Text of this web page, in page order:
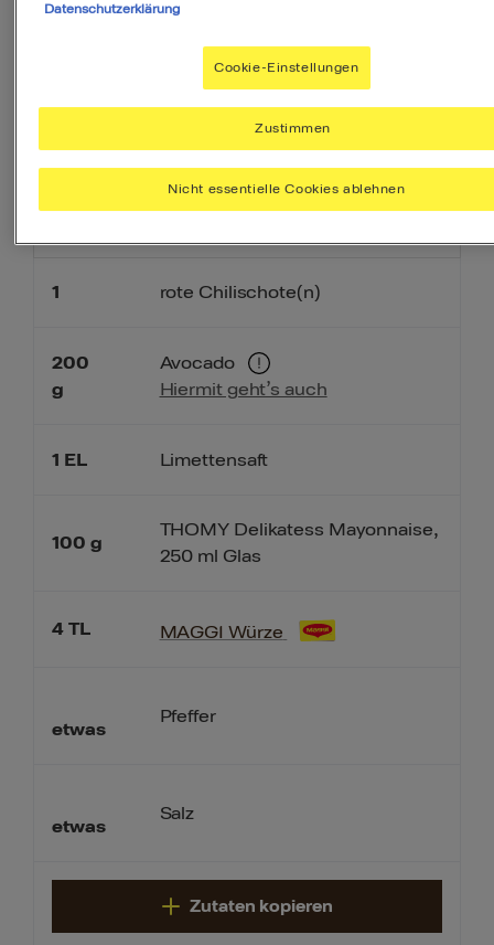
6Portionen
1
200
g
1 EL
100 g
4 TL
etwas
etwas
rote Chilischote(n)
Avocado
Hiermit geht’s auch
Limettensaft
THOMY Delikatess Mayonnaise,
250 ml Glas
MAGGI Würze
Pfeffer
Salz
Zutaten kopieren
Datenschutzerklärung
Cookie-Einstellungen
Nicht essentielle Cookies ablehnen
Zustimmen